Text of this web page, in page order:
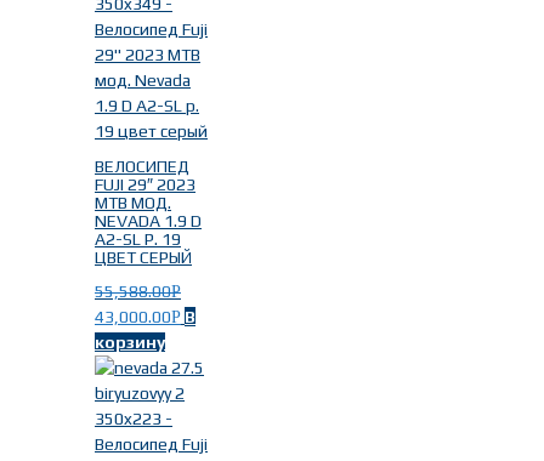
ВЕЛОСИПЕД
FUJI 29″ 2023
MTB МОД.
NEVADA 1.9 D
A2-SL Р. 19
ЦВЕТ СЕРЫЙ
55,588.00Р
43,000.00Р В
корзину